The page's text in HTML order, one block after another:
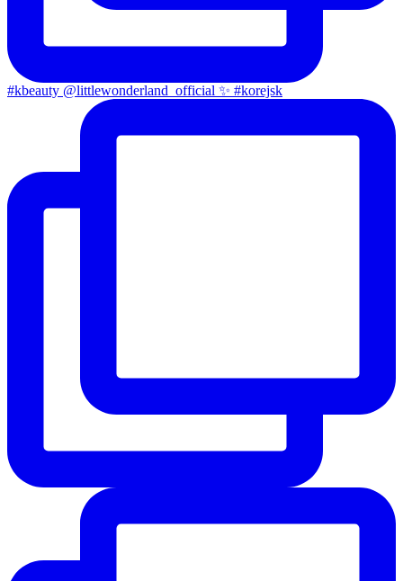
#kbeauty @littlewonderland_official ✨ #korejsk